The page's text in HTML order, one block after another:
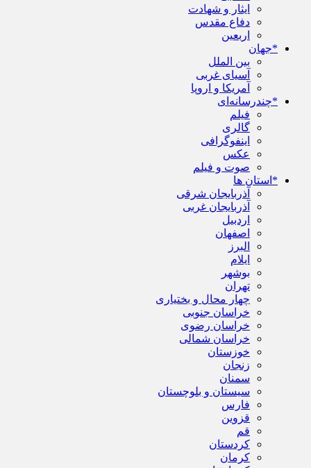
ایثار و شهادت
دفاع مقدس
اربعین
*جهان
بین الملل
آسیای غربی
آمریکا و اروپا
*چندرسانه‌ای
فیلم
گالری
اینفوگرافی
عکس
صوت و فیلم
*استان ها
آذربایجان شرقی
آذربایجان غربی
اردبیل
اصفهان
البرز
ایلام
بوشهر
تهران
چهار محال و بختیاری
خراسان جنوبی
خراسان رضوی
خراسان شمالی
خوزستان
زنجان
سمنان
سیستان و بلوچستان
فارس
قزوین
قم
کردستان
کرمان